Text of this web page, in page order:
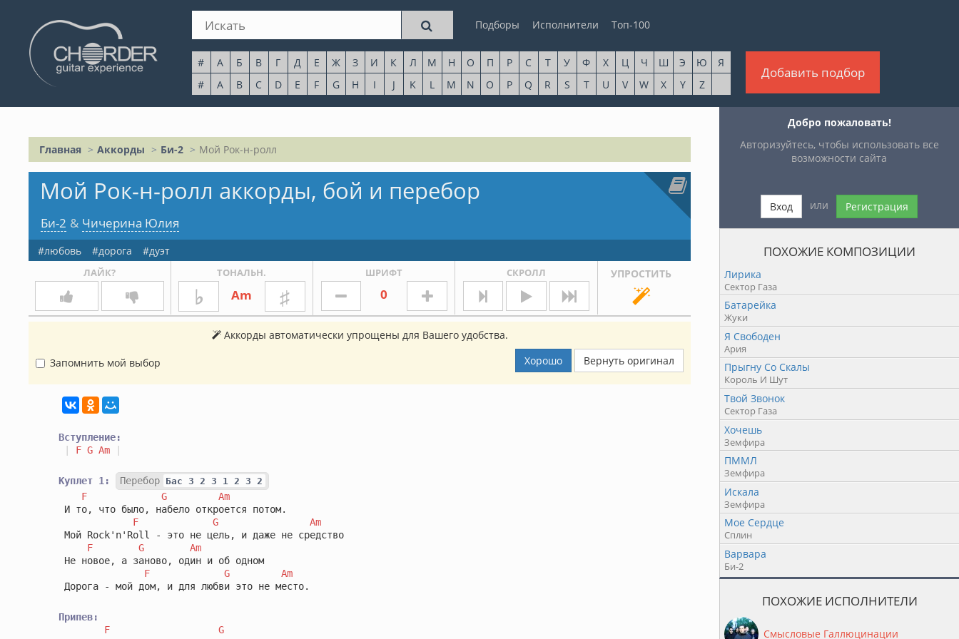
Подборы Исполнители Топ-100
# А Б В Г Д Е Ж З И К Л М Н О П Р С Т У Ф Х Ц Ч Ш Э Ю
Я
#
A B C D E F G H I J K L M N O P Q R S T U V W X Y Z
Добавить подбор
Главная Аккорды Би-2 Мой Рок-н-ролл
Мой Рок-н-ролл аккорды, бой и перебор
Би-2 & Чичерина Юлия
любовь дорога дуэт
ЛАЙК? ТОНАЛЬН.
♭ Am ♯
ШРИФТ
0
СКРОЛЛ УПРОСТИТЬ
Аккорды автоматически упрощены для Вашего удобства.
Запомнить мой выбор Хорошо Вернуть оригинал
Вступление:
F G Am
Куплет 1: Перебор Бас 3 2 3 1 2 3 2
F G
Am
И то, что было, набело откроется потом.
F
G
Am
Мой Rock'n'Roll - это не цель, и даже не средство
F
G
Am
Не новое, а заново, один и об одном
F
G
Am
Дорога - мой дом, и для любви это не место.
Припев:
F
G
Добро пожаловать!
Авторизуйтесь, чтобы использовать все
возможности сайта
Вход или Регистрация
ПОХОЖИЕ КОМПОЗИЦИИ
Лирика
Сектор Газа
Батарейка
Жуки
Я Свободен
Ария
Прыгну Со Скалы
Король И Шут
Твой Звонок
Сектор Газа
Хочешь
Земфира
ПММЛ
Земфира
Искала
Земфира
Мое Сердце
Сплин
Варвара
Би-2
ПОХОЖИЕ ИСПОЛНИТЕЛИ
Смысловые Галлюцинации